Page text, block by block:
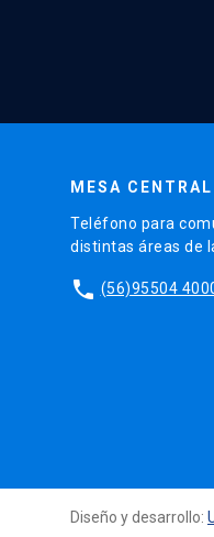
MESA CENTRAL
Teléfono para
distintas áreas de
phone (56)95504
Diseño y desarrollo: